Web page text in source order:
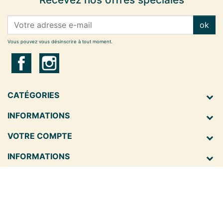
ok
Vous pouvez vous désinscrire à tout moment.
CATÉGORIES
INFORMATIONS
VOTRE COMPTE
INFORMATIONS